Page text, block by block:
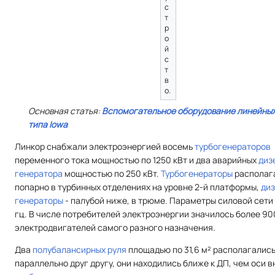
с
т
р
о
й
с
т
в
о.
Основная статья:Вспомогательное оборудование
типа Iowa
Линкор снабжали электроэнергией восемьтурбогенераторов
переменного тока мощностью по 1250 кВт и два аварийных
генератора мощностью по 250 кВт. Турбогенераторы
попарно в турбинных отделениях на уровне 2-й платформы,
генераторы- палубой ниже, в трюме. Параметры силовой
гц. В числе потребителей электроэнергии значилось более
электродвигателей самого разного назначения.
Два полубалансирных руля площадью по 31,6 м² располагались
параллельно друг другу, они находились ближе к ДП, чем оси